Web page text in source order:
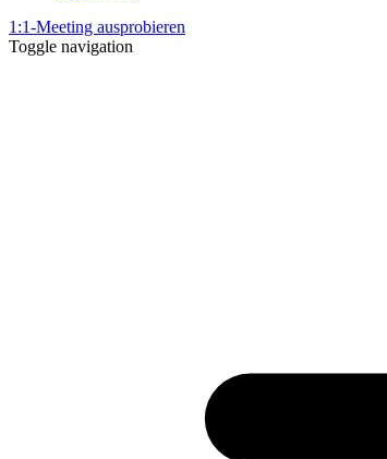
1:1-Meeting ausprobieren
Toggle navigation